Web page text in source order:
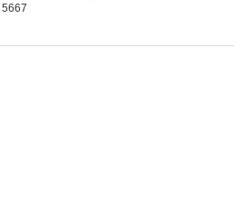
5667